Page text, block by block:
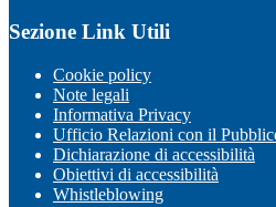
Sezione Link Utili
Cookie policy
Note legali
Informativa Privacy
Ufficio Relazioni con il
Dichiarazione di accessibilità
Obiettivi di accessibilità
Whistleblowing